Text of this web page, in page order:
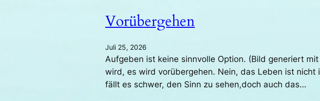
Vorübergehen
Juli 25, 2026
Aufgeben ist keine sinnvolle Option. (Bild generiert
wird, es wird vorübergehen. Nein, das Leben ist
fällt es schwer, den Sinn zu sehen,doch auch das…